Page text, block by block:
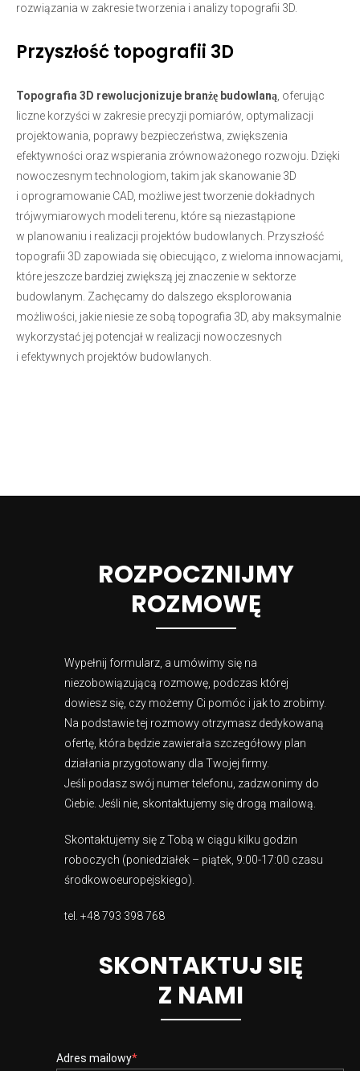
rozwiązania w zakresie tworzenia i analizy topografii 3D.
Przyszłość topografii 3D
Topografia 3D rewolucjonizuje branżę budowlaną , oferując
liczne korzyści w zakresie precyzji pomiarów, optymalizacji
projektowania, poprawy bezpieczeństwa, zwiększenia
efektywności oraz wspierania zrównoważonego rozwoju. Dzięki
nowoczesnym technologiom, takim jak skanowanie 3D
i oprogramowanie CAD, możliwe jest tworzenie dokładnych
trójwymiarowych modeli terenu, które są niezastąpione
w planowaniu i realizacji projektów budowlanych. Przyszłość
topografii 3D zapowiada się obiecująco, z wieloma innowacjami,
które jeszcze bardziej zwiększą jej znaczenie w sektorze
budowlanym. Zachęcamy do dalszego eksplorowania
możliwości, jakie niesie ze sobą topografia 3D, aby maksymalnie
wykorzystać jej potencjał w realizacji nowoczesnych
i efektywnych projektów budowlanych.
ROZPOCZNIJMY
ROZMOWĘ
Wypełnij formularz, a umówimy się na
niezobowiązującą rozmowę, podczas której
dowiesz się, czy możemy Ci pomóc i jak to zrobimy.
Na podstawie tej rozmowy otrzymasz dedykowaną
ofertę, która będzie zawierała szczegółowy plan
działania przygotowany dla Twojej firmy.
Jeśli podasz swój numer telefonu, zadzwonimy do
Ciebie. Jeśli nie, skontaktujemy się drogą mailową.
Skontaktujemy się z Tobą w ciągu kilku godzin
roboczych (poniedziałek – piątek, 9:00-17:00 czasu
środkowoeuropejskiego).
tel. +48 793 398 768
SKONTAKTUJ SIĘ
Z NAMI
Adres mailowy